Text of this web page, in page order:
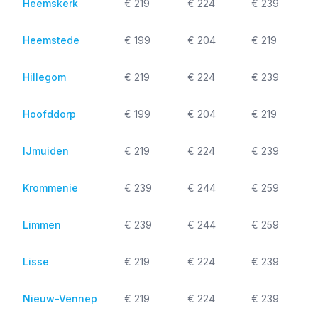
Heemskerk € 219 € 224 € 239
Heemstede € 199 € 204 € 219
Hillegom € 219 € 224 € 239
Hoofddorp € 199 € 204 € 219
IJmuiden € 219 € 224 € 239
Krommenie € 239 € 244 € 259
Limmen € 239 € 244 € 259
Lisse € 219 € 224 € 239
Nieuw-Vennep € 219 € 224 € 239